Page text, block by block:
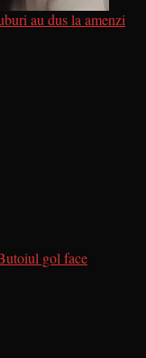
au dus la amenzi
gol face